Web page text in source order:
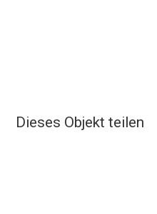
Dieses Objekt teilen